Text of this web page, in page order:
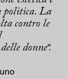
politica. La
contro le
donne”.